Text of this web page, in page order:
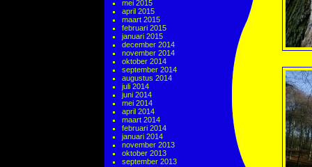
mei 2015
april 2015
maart 2015
februari 2015
januari 2015
december 2014
november 2014
oktober 2014
september 2014
augustus 2014
juli 2014
juni 2014
mei 2014
april 2014
maart 2014
februari 2014
januari 2014
november 2013
oktober 2013
september 2013